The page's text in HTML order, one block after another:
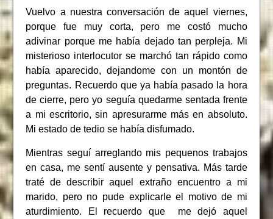
Vuelvo a nuestra conversación de aquel viernes,
porque fue muy corta, pero me costó mucho
adivinar porque me había dejado tan perpleja. Mi
misterioso interlocutor se marchó tan rápido como
había aparecido, dejandome con un montón de
preguntas. Recuerdo que ya había pasado la hora
de cierre, pero yo seguía quedarme sentada frente
a mi escritorio, sin apresurarme más en absoluto.
Mi estado de tedio se había disfumado.
Mientras seguí arreglando mis pequenos trabajos
en casa, me sentí ausente y pensativa. Más tarde
traté de describir aquel extraño encuentro a mi
marido, pero no pude explicarle el motivo de mi
aturdimiento. El recuerdo que me dejó aquel